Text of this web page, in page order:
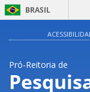
BRASIL
Pró-Reitoria de